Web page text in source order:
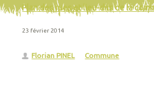
Plan des rues et lieu-dits de la
23 février 2014
Florian PINEL Commune